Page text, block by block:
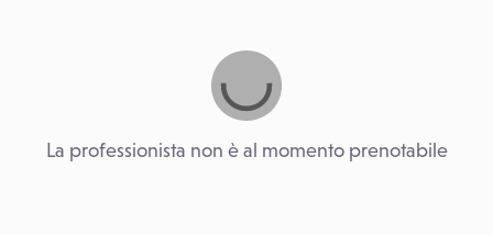
La professionista non è al momento prenotabile